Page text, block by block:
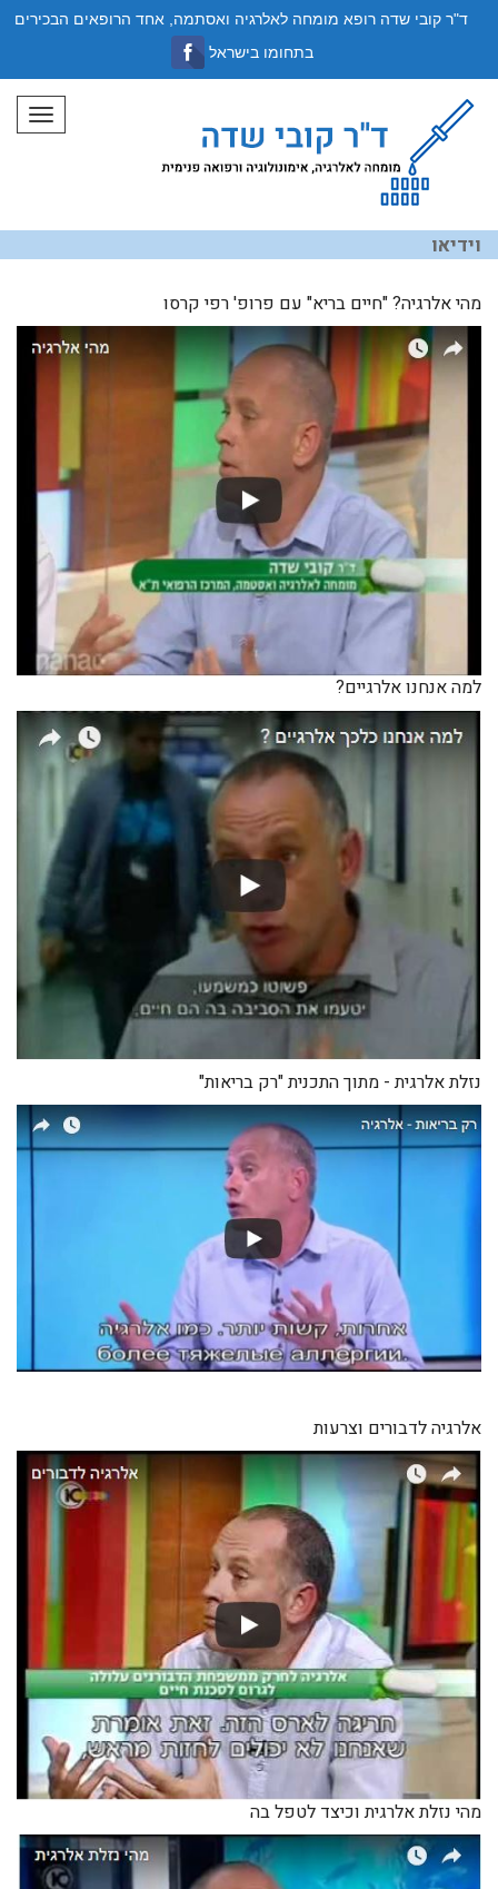
תפריט
וידיאו
מהי אלרגיה? "חיים בריא" עם פרופ' רפי קרסו
למה אנחנו אלרגיים?
נזלת אלרגית - מתוך התכנית "רק בריאות"
אלרגיה לדבורים וצרעות
מהי נזלת אלרגית וכיצד לטפל בה
ד"ר קובי שדה רופא מומחה לאלרגיה ואסתמה, אחד הרופאים הבכירים
בתחומו בישראל